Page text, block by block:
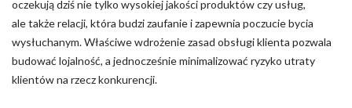
oczekują dziś nie tylko wysokiej jakości produktów czy usług,
ale także relacji, która budzi zaufanie i zapewnia poczucie bycia
wysłuchanym. Właściwe wdrożenie zasad obsługi klienta pozwala
budować lojalność, a jednocześnie minimalizować ryzyko utraty
klientów na rzecz konkurencji.